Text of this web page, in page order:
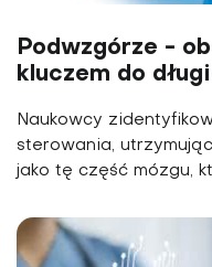
Podwzgórze -
kluczem do
Naukowcy
sterowania,
jako tę część mózgu,